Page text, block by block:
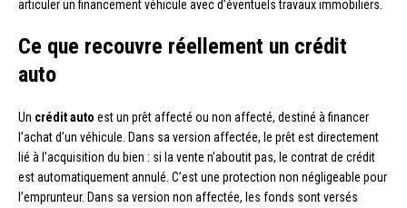
articuler un financement véhicule avec d’éventuels travaux immobiliers.
Ce que recouvre réellement un crédit
auto
Un crédit auto est un prêt affecté ou non affecté, destiné à financer
l’achat d’un véhicule. Dans sa version affectée, le prêt est directement
lié à l’acquisition du bien : si la vente n’aboutit pas, le contrat de crédit
est automatiquement annulé. C’est une protection non négligeable pour
l’emprunteur. Dans sa version non affectée, les fonds sont versés